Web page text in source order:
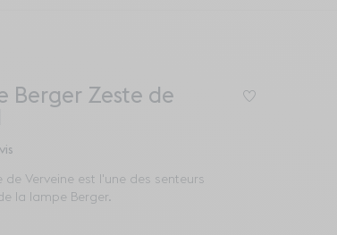
Berger Zeste de
de Verveine est l'une des senteurs
la lampe Berger.